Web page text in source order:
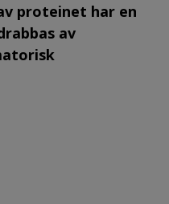
proteinet har en
av